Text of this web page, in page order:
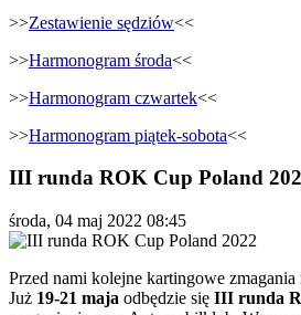
>>Zestawienie sędziów<<
>>Harmonogram środa<<
>>Harmonogram czwartek<<
>>Harmonogram piątek-sobota<<
III runda ROK Cup Poland
środa, 04 maj 2022 08:45
Przed nami kolejne kartingowe
Już 19-21 maja odbędzie się III runda